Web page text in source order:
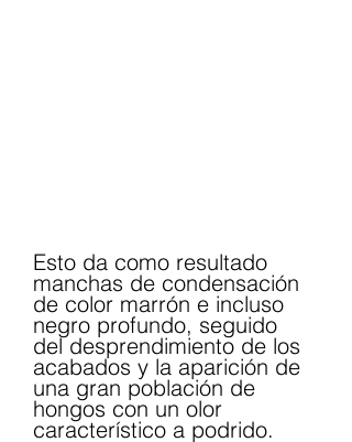
Esto da como resultado
manchas de condensación
de color marrón e incluso
negro profundo, seguido
del desprendimiento de los
acabados y la aparición de
una gran población de
hongos con un olor
característico a podrido.